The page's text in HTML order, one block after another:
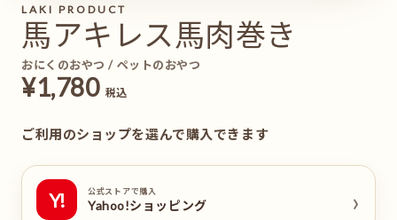
LAKI PRODUCT
馬アキレス馬肉巻き
おにくのおやつ / ペットのおやつ
¥1,780 税込
ご利用のショップを選んで購入できます
Y! 公式ストアで購入
Yahoo!ショッピング ›